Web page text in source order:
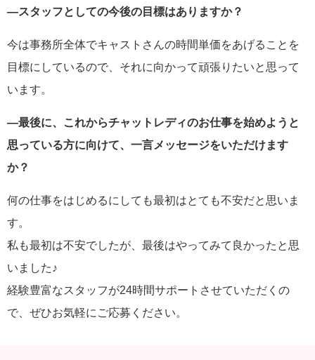
―スタッフとしての今後の目標はありますか？
今は事務所全体でキャストさんの時間単価をあげることを
目標にしているので、それに向かって頑張りたいと思って
います。
―最後に、これからチャットレディのお仕事を始めようと
思っている方に向けて、一言メッセージをいただけます
か？
何の仕事をはじめるにしても最初はとても不安だと思いま
す。
私も最初は不安でしたが、最後はやってみて良かったと思
いました♪
経験豊富なスタッフが24時間サポートさせていただくの
で、ぜひお気軽にご応募ください。